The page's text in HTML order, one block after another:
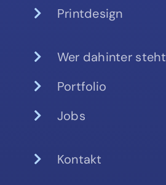
Printdesign
Wer dahinter steht
Portfolio
Jobs
Kontakt